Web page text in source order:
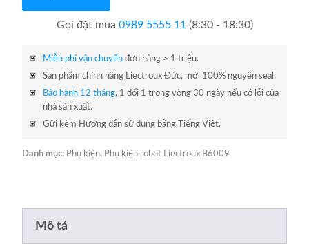
Gọi đặt mua 0989 5555 11 (8:30 - 18:30)
Miễn phí vận chuyển đơn hàng > 1 triệu.
Sản phẩm chính hãng Liectroux Đức, mới 100% nguyên seal.
Bảo hành 12 tháng, 1 đổi 1 trong vòng 30 ngày nếu có lỗi của
nhà sản xuất.
Gửi kèm Hướng dẫn sử dụng bằng Tiếng Việt.
Danh mục: Phụ kiện, Phụ kiện robot Liectroux B6009
Mô tả